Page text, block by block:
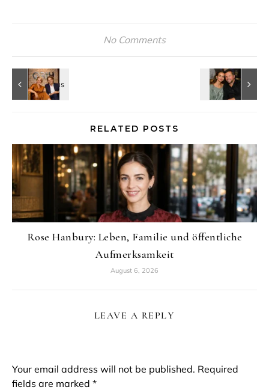
No Comments
RELATED POSTS
Rose Hanbury: Leben, Familie und öffentliche
Aufmerksamkeit
August 6, 2026
LEAVE A REPLY
Your email address will not be published. Required
fields are marked *